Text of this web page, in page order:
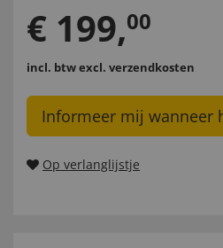
€ 199,00
incl. btwexcl. verzendkosten
Informeer mij wanneer
Op verlanglijstje